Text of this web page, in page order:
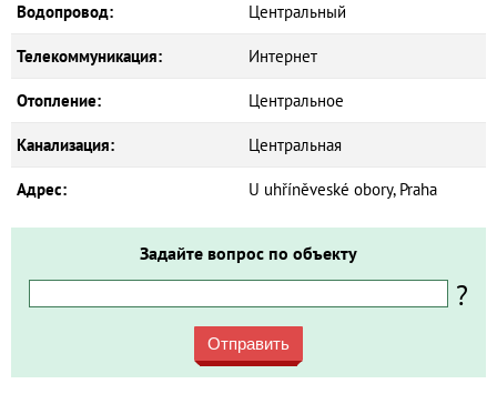
Водопровод: Центральный
Телекоммуникация: Интернет
Отопление: Центральное
Канализация: Центральная
Адрес: U uhříněveské obory, Praha
Задайте вопрос по объекту
?
Отправить